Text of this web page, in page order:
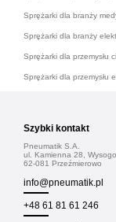
Sprężarki dla branży
Sprężarki dla branży
Sprężarki dla przemysłu
Sprężarki dla przemysłu
Szybki kontakt
Pneumatik S.A.
ul. Kamienna 28,
62-081 Przeźmierowo
info@pneumatik.pl
+48 61 81 61 246